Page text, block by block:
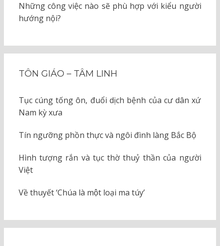
Những công việc nào sẽ phù hợp với kiểu người
hướng nội?
TÔN GIÁO – TÂM LINH
Tục cúng tống ôn, đuổi dịch bệnh của cư dân xứ
Nam kỳ xưa
Tín ngưỡng phồn thực và ngôi đình làng Bắc Bộ
Hình tượng rắn và tục thờ thuỷ thần của người
Việt
Về thuyết ‘Chúa là một loại ma túy’